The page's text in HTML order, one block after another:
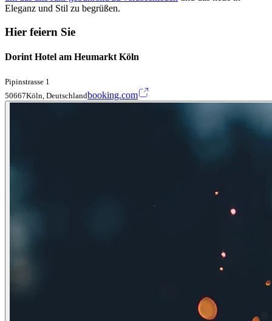
Eleganz und Stil zu begrüßen.
Hier feiern Sie
Dorint Hotel am Heumarkt Köln
Pipinstrasse 1
50667Köln, Deutschlandbooking.com